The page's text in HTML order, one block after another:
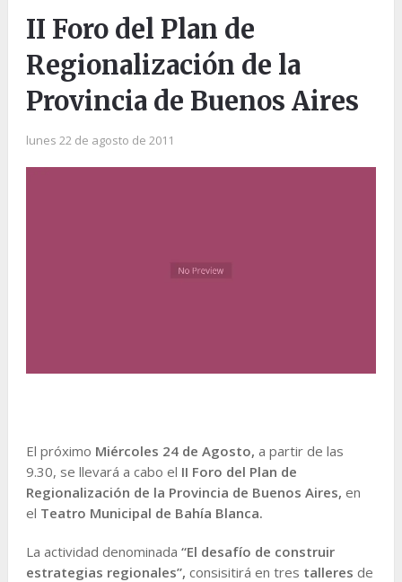
II Foro del Plan de
Regionalización de la
Provincia de Buenos Aires
lunes 22 de agosto de 2011
El próximo Miércoles 24 de Agosto, a partir de las
9.30, se llevará a cabo el II Foro del Plan de
Regionalización de la Provincia de Buenos Aires, en
el Teatro Municipal de Bahía Blanca.
La actividad denominada “El desafío de construir
estrategias regionales”, consisitirá en tres talleres de